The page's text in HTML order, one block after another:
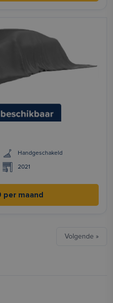
Handgeschakeld
2021
maand
Volgende »